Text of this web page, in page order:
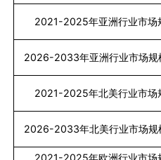
2021-2025年亚洲行业市场
2026-2033年亚洲行业市场规
2021-2025年北美行业市场
2026-2033年北美行业市场规
2021-2025年欧洲行业市场